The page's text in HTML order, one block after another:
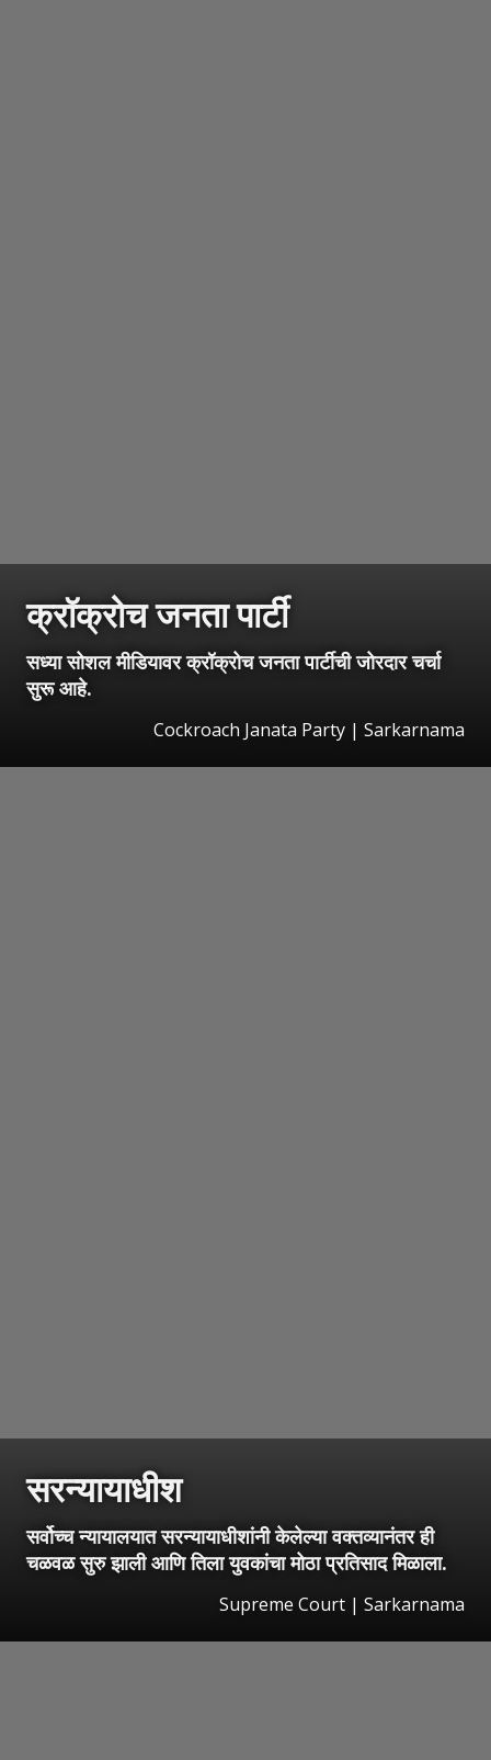
क्रॉक्रोच जनता पार्टी
सध्या सोशल मीडियावर क्रॉक्रोच जनता पार्टीची जोरदार चर्चा
सुरू आहे.
Cockroach Janata Party | Sarkarnama
सरन्यायाधीश
सर्वोच्च न्यायालयात सरन्यायाधीशांनी केलेल्या वक्तव्यानंतर ही
चळवळ सुरु झाली आणि तिला युवकांचा मोठा प्रतिसाद मिळाला.
Supreme Court | Sarkarnama